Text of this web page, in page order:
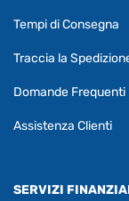
Tempi di Consegna
Traccia la
Domande Frequenti
Assistenza Clienti
SERVIZI